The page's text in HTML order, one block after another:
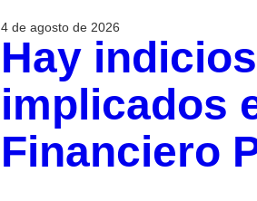
4 de agosto de 2026
Hay
implicados
Financiero